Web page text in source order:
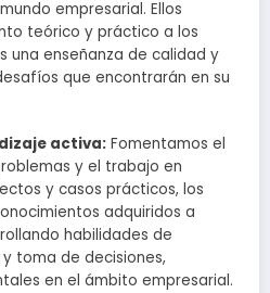
empresarial. Ellos
teórico y práctico a los
una enseñanza de calidad y
que encontrarán en su
activa: Fomentamos el
y el trabajo en
y casos prácticos, los
adquiridos a
habilidades de
toma de decisiones,
en el ámbito empresarial.